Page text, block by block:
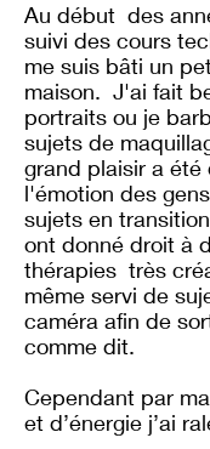
Au début des
suivi des cours
me suis bâti un
maison. J'ai fait
portraits ou je
sujets de
grand plaisir a
l'émotion des
sujets en
ont donné droit à
thérapies très
même servi de
caméra afin de
comme dit.
Cependant par
et d’énergie j’ai